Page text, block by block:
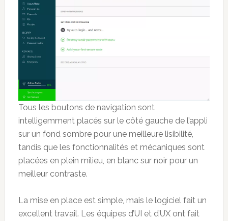
Tous les boutons de navigation sont
intelligemment placés sur le côté gauche de l’appli
sur un fond sombre pour une meilleure lisibilité,
tandis que les fonctionnalités et mécaniques sont
placées en plein milieu, en blanc sur noir pour un
meilleur contraste.
La mise en place est simple, mais le logiciel fait un
excellent travail. Les équipes d’UI et d’UX ont fait